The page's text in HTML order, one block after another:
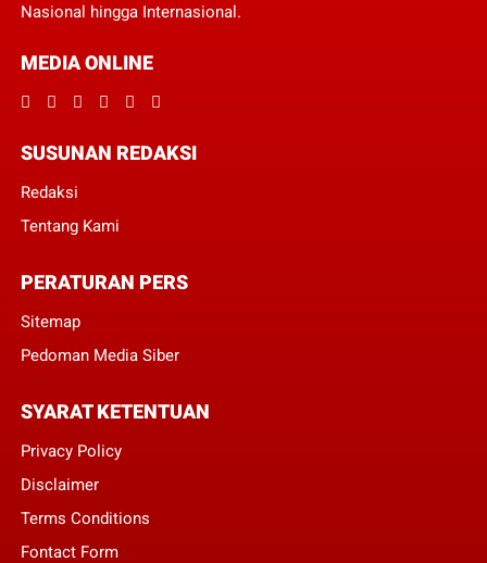
Nasional hingga Internasional.
MEDIA ONLINE
SUSUNAN REDAKSI
Redaksi
Tentang Kami
PERATURAN PERS
Sitemap
Pedoman Media Siber
SYARAT KETENTUAN
Privacy Policy
Disclaimer
Terms Conditions
Fontact Form